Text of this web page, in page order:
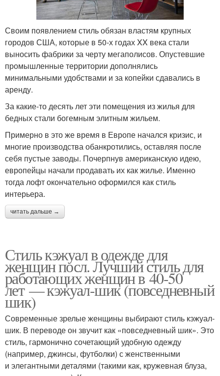
Своим появлением стиль обязан властям крупных
городов США, которые в 50-х годах XX века стали
выносить фабрики за черту мегаполисов. Опустевшие
промышленные территории дополнялись
минимальными удобствами и за копейки сдавались в
аренду.
За какие-то десять лет эти помещения из жилья для
бедных стали богемным элитным жильем.
Примерно в это же время в Европе начался кризис, и
многие производства обанкротились, оставляя после
себя пустые заводы. Почерпнув американскую идею,
европейцы начали продавать их как жилье. Именно
тогда лофт окончательно оформился как стиль
интерьера.
читать дальше →
Стиль кэжуал в одежде для
женщин посл. Лучший стиль для
работающих женщин в 40-50
лет — кэжуал-шик (повседневный
шик)
Современные зрелые женщины выбирают стиль кэжуал-
шик. В переводе он звучит как «повседневный шик». Это
стиль, гармонично сочетающий удобную одежду
(например, джинсы, футболки) с женственными
и элегантными деталями (такими как, кружевная блуза,